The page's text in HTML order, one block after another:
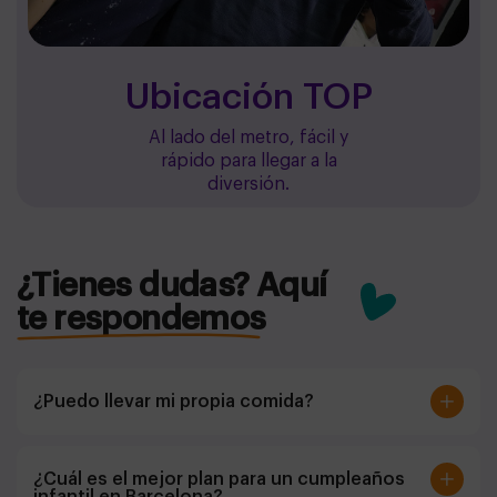
Ubicación TOP
Al lado del metro, fácil y
rápido para llegar a la
diversión.
¿Tienes dudas? Aquí
te respondemos
¿Puedo llevar mi propia comida?
¿Cuál es el mejor plan para un cumpleaños